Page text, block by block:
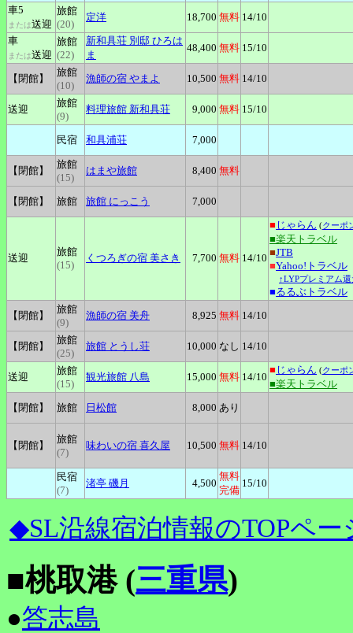
車5
または送迎
旅館
(20)
定洋 18,700 無料 14/10
車
または送迎
旅館
(22)
新和具荘 別邸 ひろは
ま
48,400 無料 15/10
【閉館】
旅館
(10)
漁師の宿 やまよ 10,500 無料 14/10
送迎
旅館
(9)
料理旅館 新和具荘 9,000 無料 15/10
民宿 和具浦荘 7,000
【閉館】
旅館
(15)
はまや旅館 8,400 無料
【閉館】 旅館 旅館 にっこう 7,000
送迎
旅館
(15)
くつろぎの宿 美さき 7,700 無料 14/10
■ じゃらん (クーポ
■楽天トラベル
■JTB
■Yahoo!トラベル
↑LYPプレミアム
■るるぶトラベル
【閉館】
旅館
(9)
漁師の宿 美舟 8,925 無料 14/10
【閉館】
旅館
(25)
旅館 とうし荘 10,000 なし 14/10
送迎
旅館
(15)
観光旅館 八島 15,000 無料 14/10
■ じゃらん (クーポ
■楽天トラベル
【閉館】
旅館 日松館 8,000 あり
【閉館】
旅館
(7)
味わいの宿 喜久屋 10,500 無料 14/10
民宿
(7)
渚亭 磯月 4,500
無料
完備
15/10
◆SL沿線宿泊情報のTOPペー
■桃取港 (三重県)
●答志島